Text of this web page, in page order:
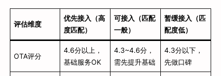
评估维度
优先接入（高
度匹配）
可接入（匹配
一般）
暂缓接入（匹
配度低）
OTA评分
4.6分以上，
基础服务OK
4.3~4.6分，
需先提升基础
4.3分以下，
先做口碑